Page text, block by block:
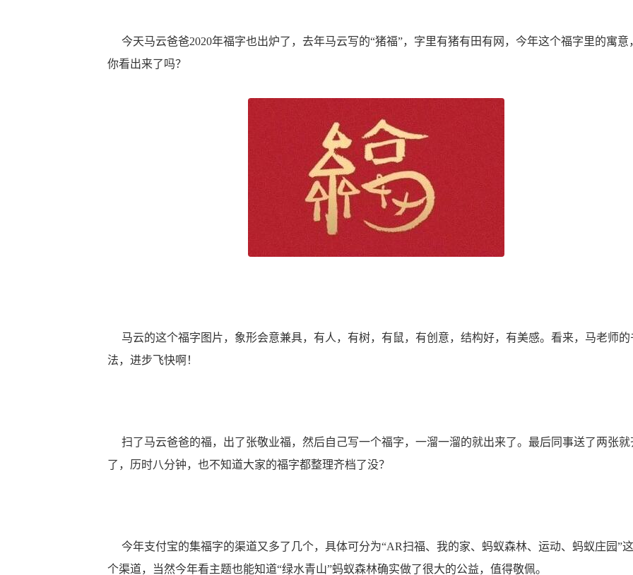
今天马云爸爸2020年福字也出炉了，去年马云写的“猪福”，字里有猪有田有网，今年这个福字里的寓意
你看出来了吗？
马云的这个福字图片，象形会意兼具，有人，有树，有鼠，有创意，结构好，有美感。看来，马老师的
法，进步飞快啊！
扫了马云爸爸的福，出了张敬业福，然后自己写一个福字，一溜一溜的就出来了。最后同事送了两张就
了，历时八分钟，也不知道大家的福字都整理齐档了没？
今年支付宝的集福字的渠道又多了几个，具体可分为“AR扫福、我的家、蚂蚁森林、运动、蚂蚁庄园”
个渠道，当然今年看主题也能知道“绿水青山”蚂蚁森林确实做了很大的公益，值得敬佩。